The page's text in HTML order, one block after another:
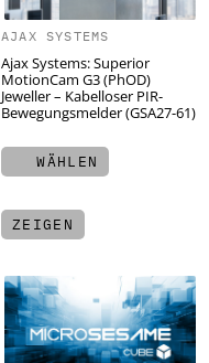
AJAX SYSTEMS
Ajax Systems: Superior
MotionCam G3 (PhOD)
Jeweller – Kabelloser PIR-
Bewegungsmelder (GSA27-61)
WÄHLEN
ZEIGEN